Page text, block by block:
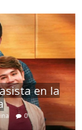
en la
0